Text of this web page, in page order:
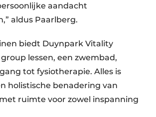
aandacht
aldus Paarlberg.
biedt Duynpark Vitality
lessen, een zwembad,
tot fysiotherapie. Alles is
holistische benadering van
ruimte voor zowel inspanning